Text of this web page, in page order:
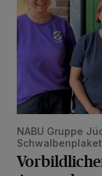
NABU Gruppe